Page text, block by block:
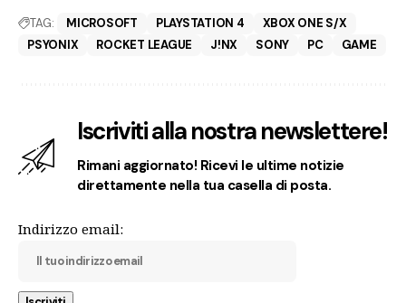
TAG: MICROSOFT PLAYSTATION 4
XBOX ONE S/X
PSYONIX
ROCKET LEAGUE J!NX SONY PC GAME
Iscriviti alla nostra newslettere!
Rimani aggiornato! Ricevi le ultime notizie
direttamente nella tua casella di posta.
Indirizzo email: